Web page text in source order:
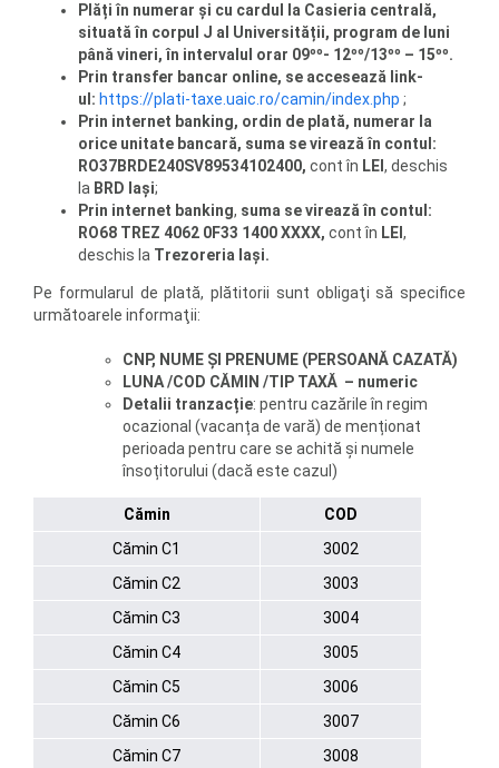
Plăți în numerar și cu cardul la Casieria centrală,
situată în corpul J al Universității, program de luni
până vineri, în intervalul orar 09ºº- 12ºº/13ºº – 15ºº.
Prin transfer bancar online, se accesează link-
ul: https://plati-taxe.uaic.ro/camin/index.php ;
Prin internet banking, ordin de plată, numerar la
orice unitate bancară, suma se virează în contul:
RO37BRDE240SV89534102400, cont în LEI , deschis
la BRD Iași;
Prin internet banking, suma se virează în contul:
RO68 TREZ 4062 0F33 1400 XXXX, cont în LEI ,
deschis la Trezoreria Iași.
Pe formularul de plată, plătitorii sunt obligaţi să specifice
următoarele informaţii:
CNP, NUME ȘI PRENUME (PERSOANĂ CAZATĂ)
LUNA /COD CĂMIN /TIP TAXĂ – numeric
Detalii tranzacție: pentru cazările în regim
ocazional (vacanța de vară) de menționat
perioada pentru care se achită și numele
însoțitorului (dacă este cazul)
Cămin
COD
Cămin C1
3002
Cămin C2
3003
Cămin C3
3004
Cămin C4
3005
Cămin C5
3006
Cămin C6
3007
Cămin C7
3008